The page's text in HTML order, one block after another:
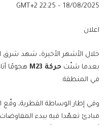
18/08/2025 – 22:25 GMT+2
اعلان
خلال الأشهر الأخيرة، شهد
بعدما شنّت حركة M23
هجومًا
في المنطقة.